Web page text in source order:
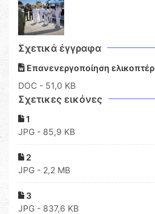
Σχετικά έγγραφα
Επανενεργοποίηση
DOC - 51,0 KB
Σχετικες εικόνες
1
JPG - 85,9 KB
2
JPG - 2,2 MB
3
JPG - 837,6 KB